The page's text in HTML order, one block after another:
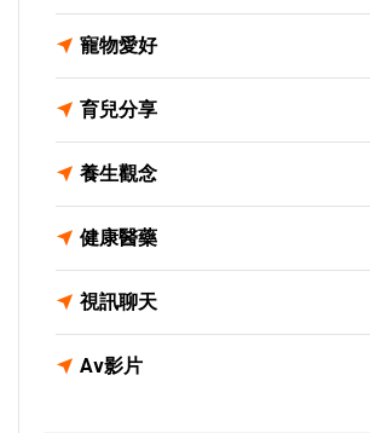
寵物愛好
育兒分享
養生觀念
健康醫藥
視訊聊天
Av影片